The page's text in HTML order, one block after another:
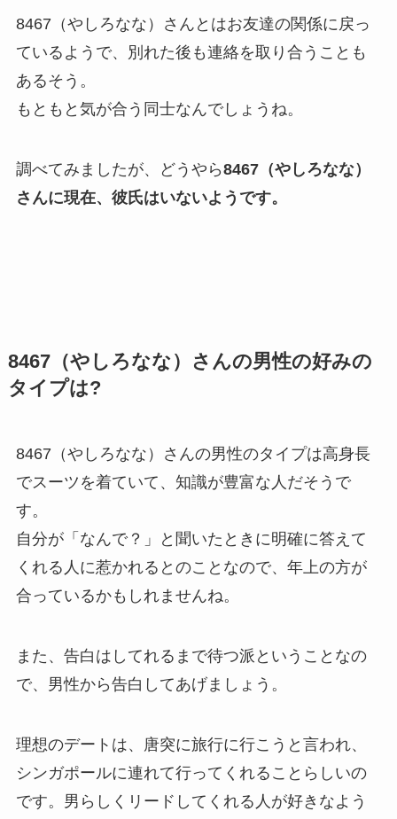
8467（やしろなな）さんとはお友達の関係に戻っ
ているようで、別れた後も連絡を取り合うことも
あるそう。
もともと気が合う同士なんでしょうね。
調べてみましたが、どうやら8467（やしろなな）
さんに現在、彼氏はいないようです。
8467（やしろなな）さんの男性の好みの
タイプは?
8467（やしろなな）さんの男性のタイプは高身長
でスーツを着ていて、知識が豊富な人だそうで
す。
自分が「なんで？」と聞いたときに明確に答えて
くれる人に惹かれるとのことなので、年上の方が
合っているかもしれませんね。
また、告白はしてれるまで待つ派ということなの
で、男性から告白してあげましょう。
理想のデートは、唐突に旅行に行こうと言われ、
シンガポールに連れて行ってくれることらしいの
です。男らしくリードしてくれる人が好きなよう